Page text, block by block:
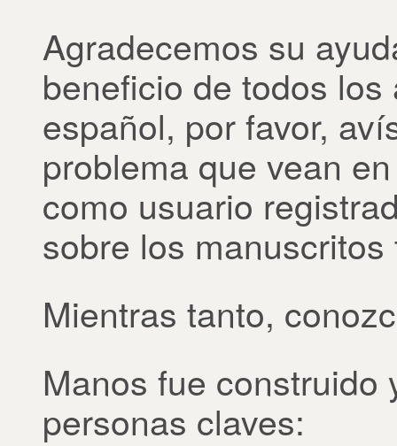
Agradecemos su
beneficio de todos
español, por favor,
problema que vean
como usuario
sobre los
Mientras tanto,
Manos fue construido
personas claves: